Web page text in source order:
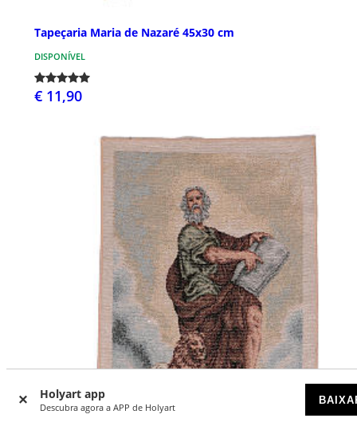
Holyart app
Descubra agora a APP de Holyart
Tapeçaria Maria de Nazaré 45x30 cm
DISPONÍVEL
€ 11,90